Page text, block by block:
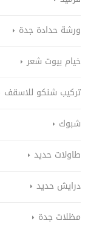
ورشة حدادة جدة
خيام بيوت شعر
تركيب شنكو للاسقف
شبوك
طاولات حديد
درايش حديد
مظلات جدة